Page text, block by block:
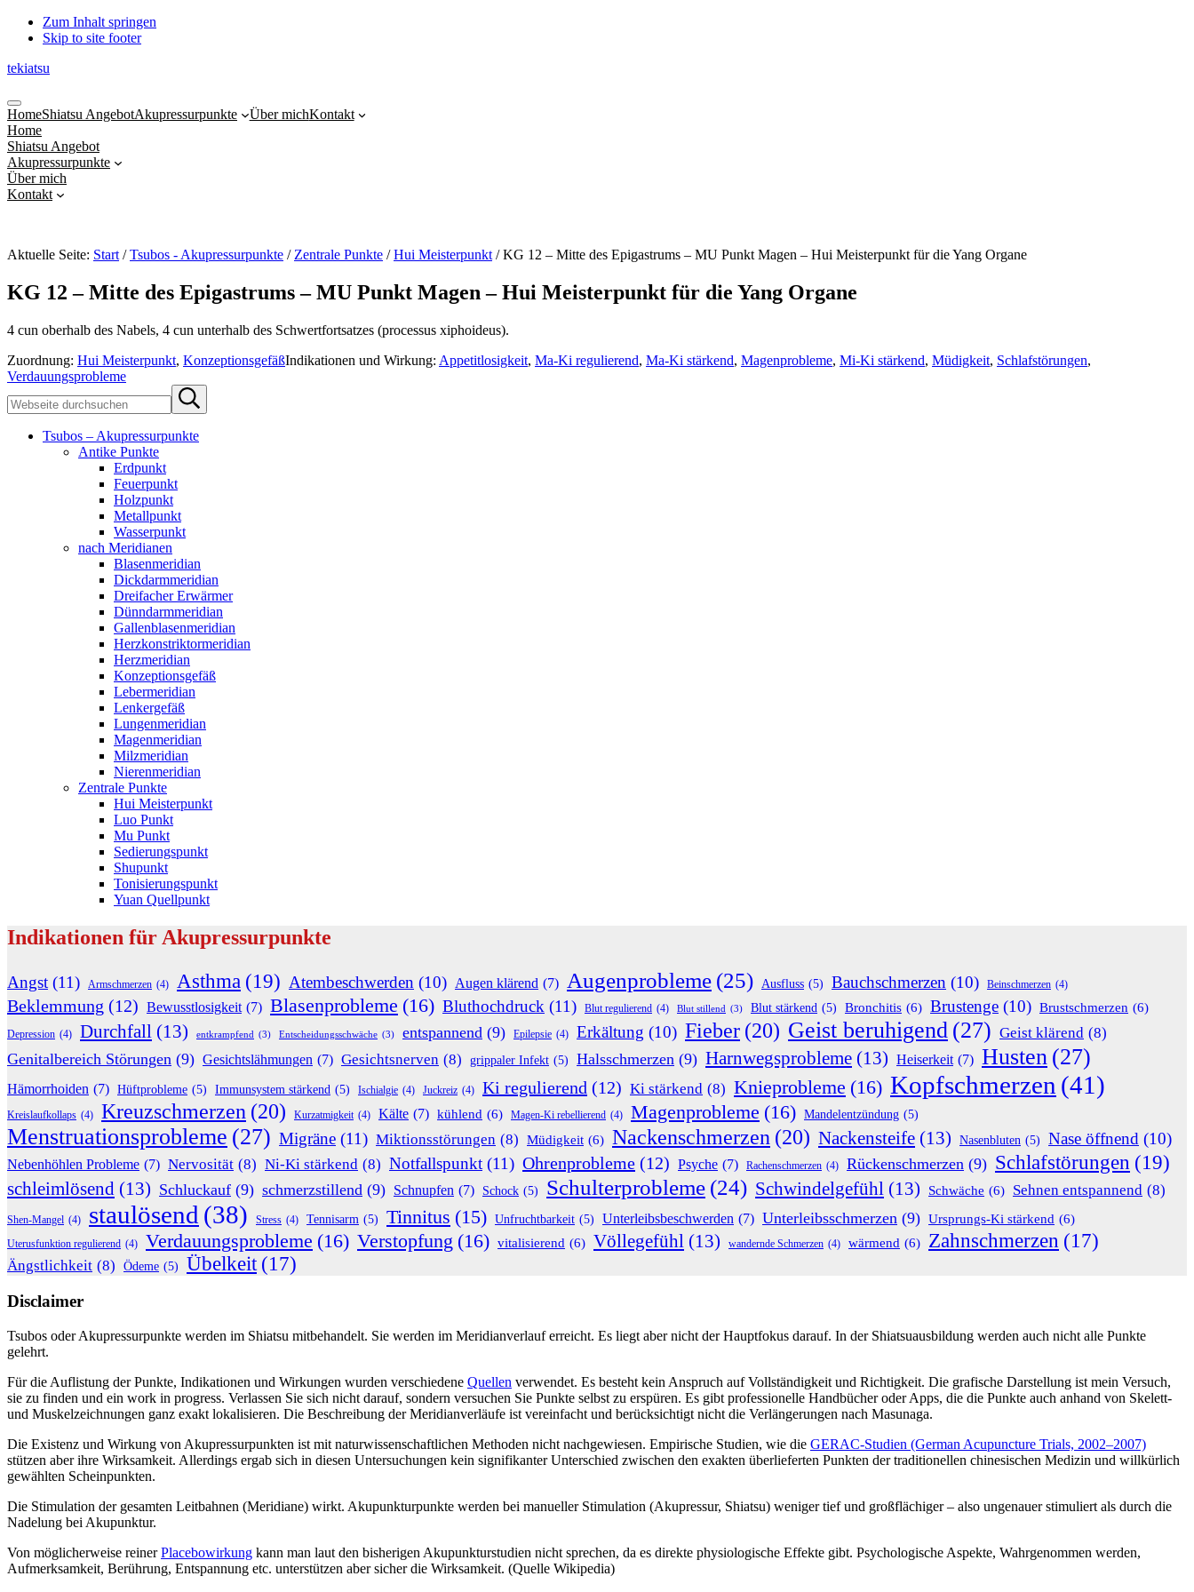
Zum Inhalt springen
Skip to site footer
tekiatsu
Shiatsu
bringt
Energie
in
Fluss...
Menu
HomeShiatsu AngebotAkupressurpunkte Über michKontakt
Home
Shiatsu Angebot
Akupressurpunkte
Über mich
Kontakt
Aktuelle Seite: Start / Tsubos - Akupressurpunkte / Zentrale Punkte / Hui Meisterpunkt /KG 12 – Mitte des Epigastrums – MU Punkt Magen – Hui Meisterpunkt für die Yang Organe
KG 12 – Mitte des Epigastrums – MU Punkt Magen – Hui Meisterpunkt für die Yang Organe
4 cun oberhalb des Nabels, 4 cun unterhalb des Schwertfortsatzes (processus xiphoideus).
Zuordnung: Hui Meisterpunkt, KonzeptionsgefäßIndikationen und Wirkung: Appetitlosigkeit, Ma-Ki regulierend, Ma-Ki stärkend, Magenprobleme, Mi-Ki stärkend, Müdigkeit, Schlafstörungen,
Verdauungsprobleme
Sidebar
durchsuchen
Submit
search
Tsubos – Akupressurpunkte
Antike Punkte
Erdpunkt
Feuerpunkt
Holzpunkt
Metallpunkt
Wasserpunkt
nach Meridianen
Blasenmeridian
Dickdarmmeridian
Dreifacher Erwärmer
Dünndarmmeridian
Gallenblasenmeridian
Herzkonstriktormeridian
Herzmeridian
Konzeptionsgefäß
Lebermeridian
Lenkergefäß
Lungenmeridian
Magenmeridian
Milzmeridian
Nierenmeridian
Zentrale Punkte
Hui Meisterpunkt
Luo Punkt
Mu Punkt
Sedierungspunkt
Shupunkt
Tonisierungspunkt
Yuan Quellpunkt
Indikationen für Akupressurpunkte
Angst (11) Armschmerzen (4) Asthma (19) Atembeschwerden (10) Augen klärend (7) Augenprobleme (25) Ausfluss (5) Bauchschmerzen (10) Beinschmerzen (4)
Beklemmung (12) Bewusstlosigkeit (7) Blasenprobleme (16) Bluthochdruck (11) Blut regulierend (4) Blut stillend (3) Blut stärkend (5) Bronchitis (6) Brustenge (10) Brustschmerzen (6)
Depression (4) Durchfall (13) entkrampfend (3) Entscheidungsschwäche (3) entspannend (9) Epilepsie (4) Erkältung (10) Fieber (20) Geist beruhigend (27) Geist klärend (8)
Genitalbereich Störungen (9) Gesichtslähmungen (7) Gesichtsnerven (8) grippaler Infekt (5) Halsschmerzen (9) Harnwegsprobleme (13) Heiserkeit (7) Husten (27)
Hämorrhoiden (7) Hüftprobleme (5) Immunsystem stärkend (5) Ischialgie (4) Juckreiz (4) Ki regulierend (12) Ki stärkend (8) Knieprobleme (16) Kopfschmerzen (41)
Kreislaufkollaps (4) Kreuzschmerzen (20) Kurzatmigkeit (4) Kälte (7) kühlend (6) Magen-Ki rebellierend (4) Magenprobleme (16) Mandelentzündung (5)
Menstruationsprobleme (27) Migräne (11) Miktionsstörungen (8) Müdigkeit (6) Nackenschmerzen (20) Nackensteife (13) Nasenbluten (5) Nase öffnend (10)
Nebenhöhlen Probleme (7) Nervosität (8) Ni-Ki stärkend (8) Notfallspunkt (11) Ohrenprobleme (12) Psyche (7) Rachenschmerzen (4) Rückenschmerzen (9) Schlafstörungen (19)
schleimlösend (13) Schluckauf (9) schmerzstillend (9) Schnupfen (7) Schock (5) Schulterprobleme (24) Schwindelgefühl (13) Schwäche (6) Sehnen entspannend (8)
Shen-Mangel (4) staulösend (38) Stress (4) Tennisarm (5) Tinnitus (15) Unfruchtbarkeit (5) Unterleibsbeschwerden (7) Unterleibsschmerzen (9) Ursprungs-Ki stärkend (6)
Uterusfunktion regulierend (4) Verdauungsprobleme (16) Verstopfung (16) vitalisierend (6) Völlegefühl (13) wandernde Schmerzen (4) wärmend (6) Zahnschmerzen (17)
Ängstlichkeit (8) Ödeme (5) Übelkeit (17)
Disclaimer
Tsubos oder Akupressurpunkte werden im Shiatsu mitbehandelt. Sie werden im Meridianverlauf erreicht. Es liegt aber nicht der Hauptfokus darauf. In der Shiatsuausbildung werden auch nicht alle Punkte
gelehrt.
Für die Auflistung der Punkte, Indikationen und Wirkungen wurden verschiedene Quellen verwendet. Es besteht kein Anspruch auf Vollständigkeit und Richtigkeit. Die grafische Darstellung ist mein Versuch,
sie zu finden und ein work in progress. Verlassen Sie sich nicht darauf, sondern versuchen Sie Punkte selbst zu erspüren. Es gibt professionelle Handbücher oder Apps, die die Punkte auch anhand von Skelett-
und Muskelzeichnungen ganz exakt lokalisieren. Die Beschreibung der Meridianverläufe ist vereinfacht und berücksichtigt nicht die Verlängerungen nach Masunaga.
Die Existenz und Wirkung von Akupressurpunkten ist mit naturwissenschaftlichen Methoden nicht nachgewiesen. Empirische Studien, wie die GERAC-Studien (German Acupuncture Trials, 2002–2007)
stützen aber ihre Wirksamkeit. Allerdings ergab sich in diesen Untersuchungen kein signifikanter Unterschied zwischen den exakten überlieferten Punkten der traditionellen chinesischen Medizin und willkürlich
gewählten Scheinpunkten.
Die Stimulation der gesamten Leitbahnen (Meridiane) wirkt. Akupunkturpunkte werden bei manueller Stimulation (Akupressur, Shiatsu) weniger tief und großflächiger – also ungenauer stimuliert als durch die
Nadelung bei Akupunktur.
Von möglicherweise reinerPlacebowirkung kann man laut den bisherigen Akupunkturstudien nicht sprechen, da es direkte physiologische Effekte gibt. Psychologische Aspekte, Wahrgenommen werden,
Aufmerksamkeit, Berührung, Entspannung etc. unterstützen aber sicher die Wirksamkeit. (Quelle Wikipedia)